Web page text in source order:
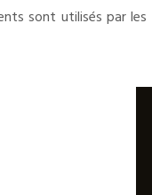
sont utilisés par